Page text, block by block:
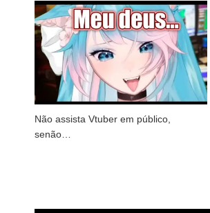
Não assista Vtuber em público,
senão…